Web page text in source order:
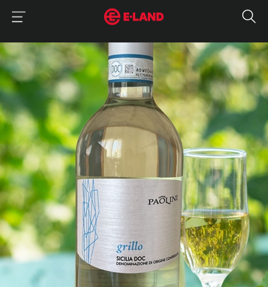
매거진 상세보기